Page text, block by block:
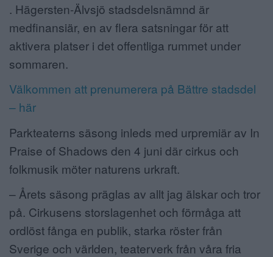
. Hägersten-Älvsjö stadsdelsnämnd är
medfinansiär, en av flera satsningar för att
aktivera platser i det offentliga rummet under
sommaren.
Välkommen att prenumerera på Bättre stadsdel
– här
Parkteaterns säsong inleds med urpremiär av In
Praise of Shadows den 4 juni där cirkus och
folkmusik möter naturens urkraft.
– Årets säsong präglas av allt jag älskar och tror
på. Cirkusens storslagenhet och förmåga att
ordlöst fånga en publik, starka röster från
Sverige och världen, teaterverk från våra fria